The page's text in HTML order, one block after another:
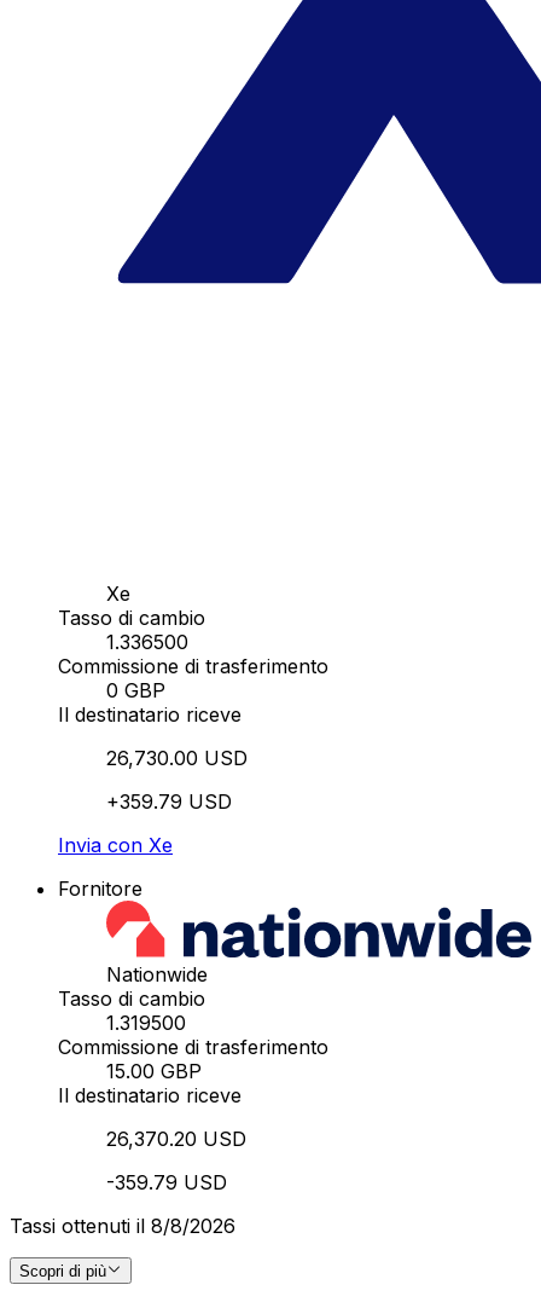
Xe
Tasso di cambio
1.336500
Commissione di trasferimento
0 GBP
Il destinatario riceve
26,730.00 USD
+359.79 USD
Invia con Xe
Fornitore
Nationwide
Tasso di cambio
1.319500
Commissione di trasferimento
15.00 GBP
Il destinatario riceve
26,370.20 USD
-359.79 USD
Tassi ottenuti il 8/8/2026
Scopri di più